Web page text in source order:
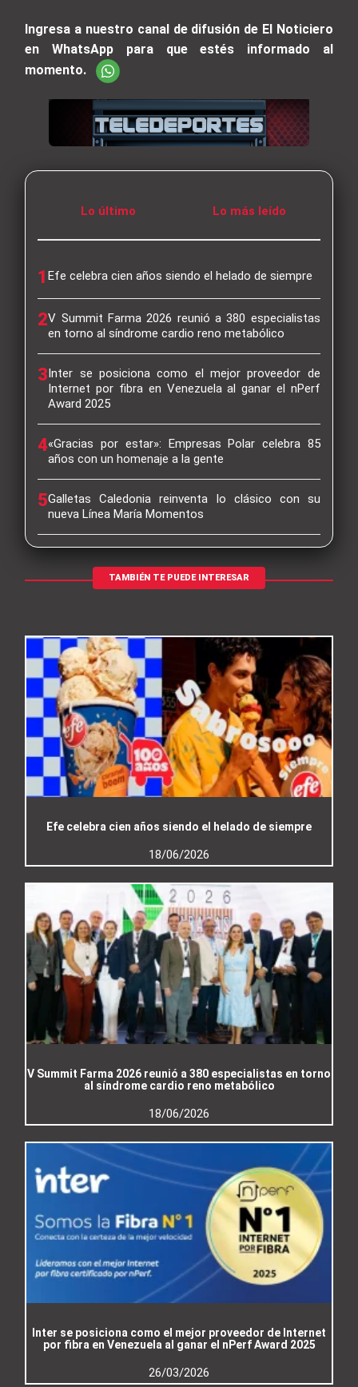
Ingresa a nuestro canal de difusión de El Noticiero
en WhatsApp para que estés informado al
momento.
Lo último Lo más leído
1Efe celebra cien años siendo el helado de siempre
2V Summit Farma 2026 reunió a 380 especialistas
en torno al síndrome cardio reno metabólico
3Inter se posiciona como el mejor proveedor de
Internet por fibra en Venezuela al ganar el nPerf
Award 2025
4«Gracias por estar»: Empresas Polar celebra 85
años con un homenaje a la gente
5Galletas Caledonia reinventa lo clásico con su
nueva Línea María Momentos
TAMBIÉN TE PUEDE INTERESAR
Efe celebra cien años siendo el helado de siempre
18/06/2026
V Summit Farma 2026 reunió a 380 especialistas en torno
al síndrome cardio reno metabólico
18/06/2026
Inter se posiciona como el mejor proveedor de Internet
por fibra en Venezuela al ganar el nPerf Award 2025
26/03/2026